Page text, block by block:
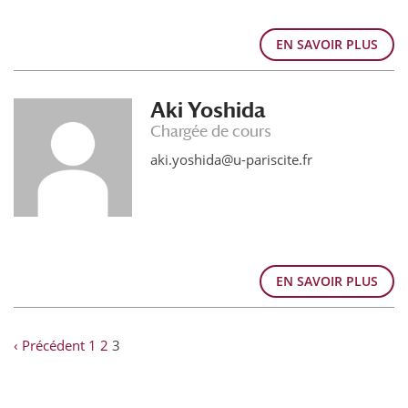
EN SAVOIR PLUS
Aki Yoshida
Chargée de cours
aki.yoshida@u-pariscite.fr
EN SAVOIR PLUS
‹ Précédent 1 2 3